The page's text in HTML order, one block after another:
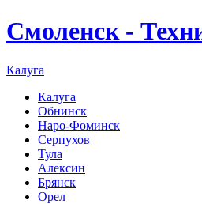
Смоленск -
Калуга
Калуга
Обнинск
Наро-Фоминск
Серпухов
Тула
Алексин
Брянск
Орел